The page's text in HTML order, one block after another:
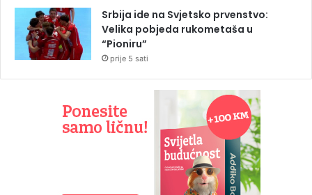
Srbija ide na Svjetsko prvenstvo:
Velika pobjeda rukometaša u
“Pioniru”
prije 5 sati